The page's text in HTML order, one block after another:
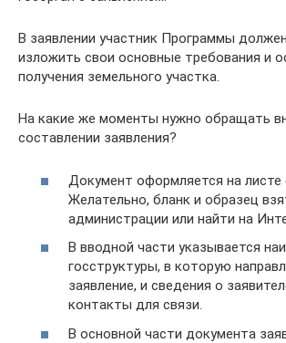
В заявлении участник Программы
изложить свои основные требования и
получения земельного участка.
На какие же моменты нужно обращать
составлении заявления?
Документ оформляется на
Желательно, бланк и образец
администрации или найти на
В вводной части указывается
госструктуры, в которую
заявление, и сведения о
контакты для связи.
В основной части документа